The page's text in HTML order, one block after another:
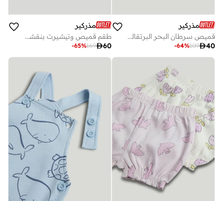
مذركير
قميص سرطان البحر البرتقالي
40
109
-64%
مذركير
طقم قميص وتيشيرت بنقشة مربعات
60
169
-65%